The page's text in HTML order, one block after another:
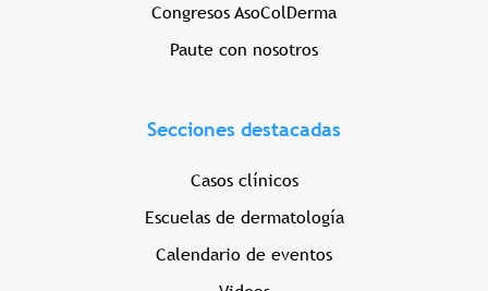
Congresos AsoColDerma
Paute con nosotros
Secciones destacadas
Casos clínicos
Escuelas de dermatología
Calendario de eventos